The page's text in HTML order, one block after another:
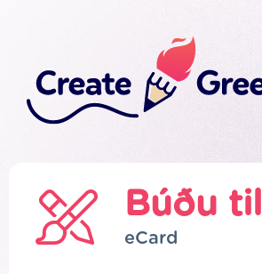
Búðu til
eCard